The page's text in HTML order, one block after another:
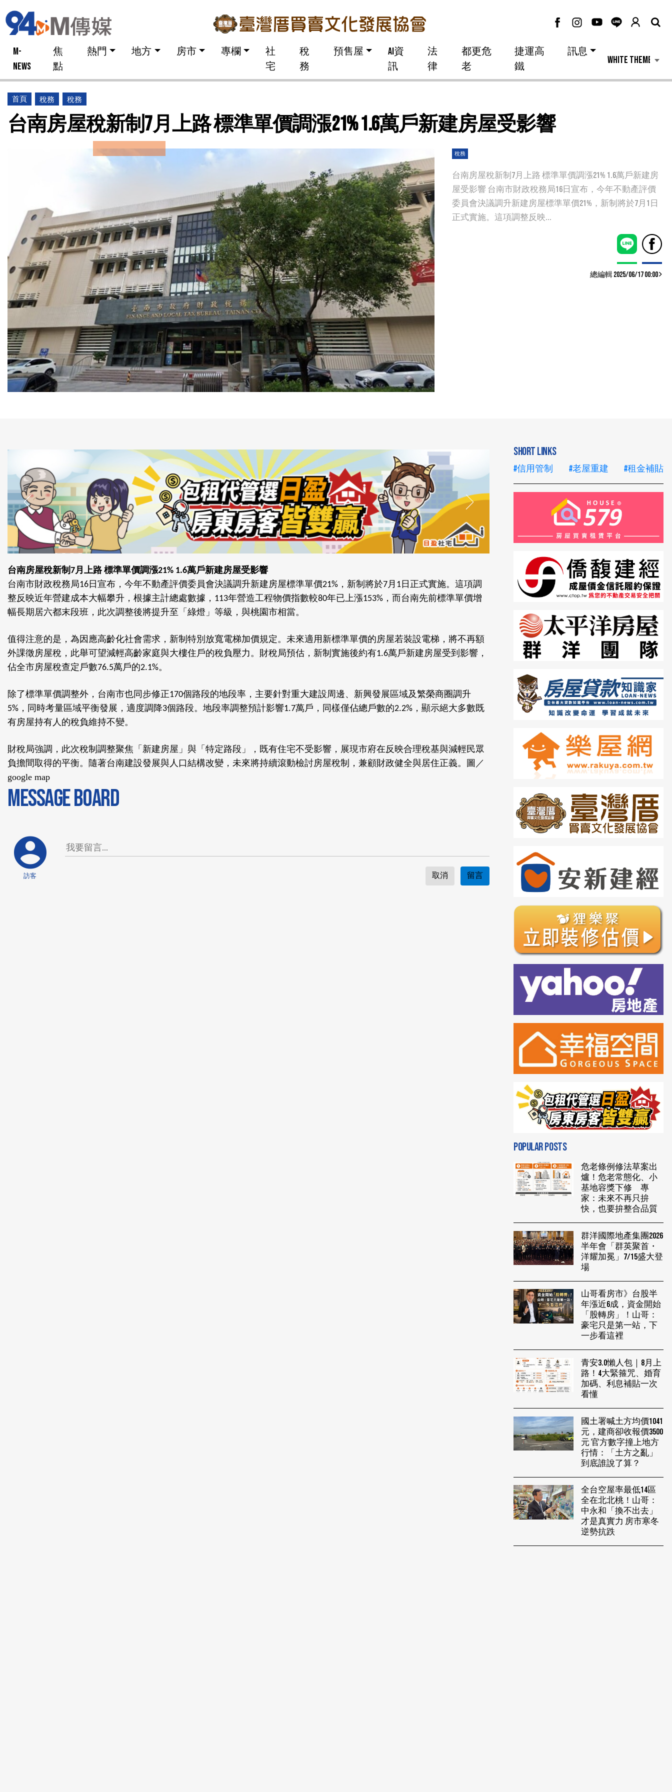
M-
NEWS
焦
點
熱門 地方 房市 專欄
社
宅
稅
務
預售屋
AI資
訊
法
律
都更危
老
捷運高
鐵
訊息
首頁 稅務 稅務
台南房屋稅新制7月上路 標準單價調漲21% 1.6萬戶新建房屋受影響
稅務
台南房屋稅新制7月上路 標準單價調漲21% 1.6萬戶新建房
屋受影響 台南市財政稅務局16日宣布，今年不動產評價
委員會決議調升新建房屋標準單價21%，新制將於7月1日
正式實施。這項調整反映...
總編輯 2025/06/17 00:00
台南房屋稅新制 7月上路 標準單價調漲21% 1.6萬戶新建房屋受影響
台南市財政稅務局16 日宣布，今年不動產評價委員會決議調升新建房屋標準單價21% ，新制將於7月 1 日正式實施。這項調
整反映近年營建成本大幅攀升，根據主計總處數據， 113年營造工程物價指數較80年已上漲153% ，而台南先前標準單價增
幅長期居六都末段班，此次調整後將提升至「綠燈」等級，與桃園市相當。
值得注意的是，為因應高齡化社會需求，新制特別放寬電梯加價規定。未來適用新標準單價的房屋若裝設電梯，將不再額
外課徵房屋稅，此舉可望減輕高齡家庭與大樓住戶的稅負壓力。財稅局預估，新制實施後約有1.6萬戶新建房屋受到影響，
佔全市房屋稅查定戶數76.5萬戶的2.1%。
除了標準單價調整外，台南市也同步修正170個路段的地段率，主要針對重大建設周邊、新興發展區域及繁榮商圈調升
5% ，同時考量區域平衡發展，適度調降3個路段。地段率調整預計影響1.7萬戶，同樣僅佔總戶數的2.2% ，顯示絕大多數既
有房屋持有人的稅負維持不變。
財稅局強調，此次稅制調整聚焦「新建房屋」與「特定路段」，既有住宅不受影響，展現市府在反映合理稅基與減輕民眾
負擔間取得的平衡。隨著台南建設發展與人口結構改變，未來將持續滾動檢討房屋稅制，兼顧財政健全與居住正義。圖／
google map
MESSAGE BOARD
訪客 取消 留言
SHORT LINKS
#信用管制 #老屋重建 #租金補貼
POPULAR POSTS
危老條例修法草案出
爐！危老常態化、小
基地容獎下修 專
家：未來不再只拚
快，也要拚整合品質
群洋國際地產集團2026
半年會「群英聚首・
洋耀加冕」7/15盛大登
場
山哥看房市》台股半
年漲近6成，資金開始
「股轉房」！山哥：
豪宅只是第一站，下
一步看這裡
青安3.0懶人包｜8月上
路！4大緊箍咒、婚育
加碼、利息補貼一次
看懂
國土署喊土方均價1041
元，建商卻收報價3500
元 官方數字撞上地方
行情：「土方之亂」
到底誰說了算？
全台空屋率最低14區
全在北北桃！山哥：
中永和「換不出去」
才是真實力 房市寒冬
逆勢抗跌